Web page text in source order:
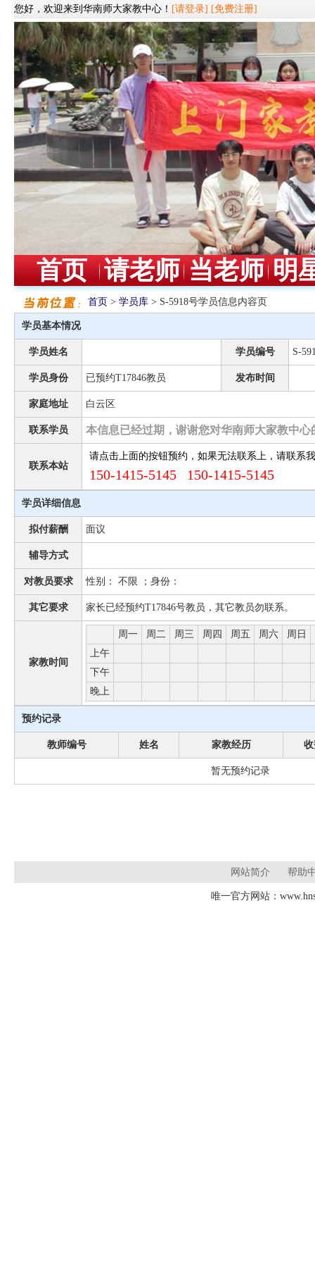
您好，欢迎来到华南师大家教中心！ [请登录] [免费注册]
首页 请老师 当老师 明
首页 > 学员库 > S-5918号学员信息内容页
学员基本情况
学员姓名 学员编号 S-
学员身份 已预约T17846教员 发布时间
家庭地址 白云区
联系学员 本信息已经过期，谢谢您对华南师大家教中心
联系本站
请点击上面的按钮预约，如果无法联系上，请联系
150-1415-5145 150-1415-5145
学员详细信息
拟付薪酬 面议
辅导方式
对教员要求 性别： 不限 ；身份：
其它要求 家长已经预约T17846号教员，其它教员勿联系。
家教时间
周一 周二 周三 周四 周五 周六 周日
上午
下午
晚上
预约记录
教师编号 姓名 家教经历
暂无预约记录
网站简介 帮助
唯一官方网站：